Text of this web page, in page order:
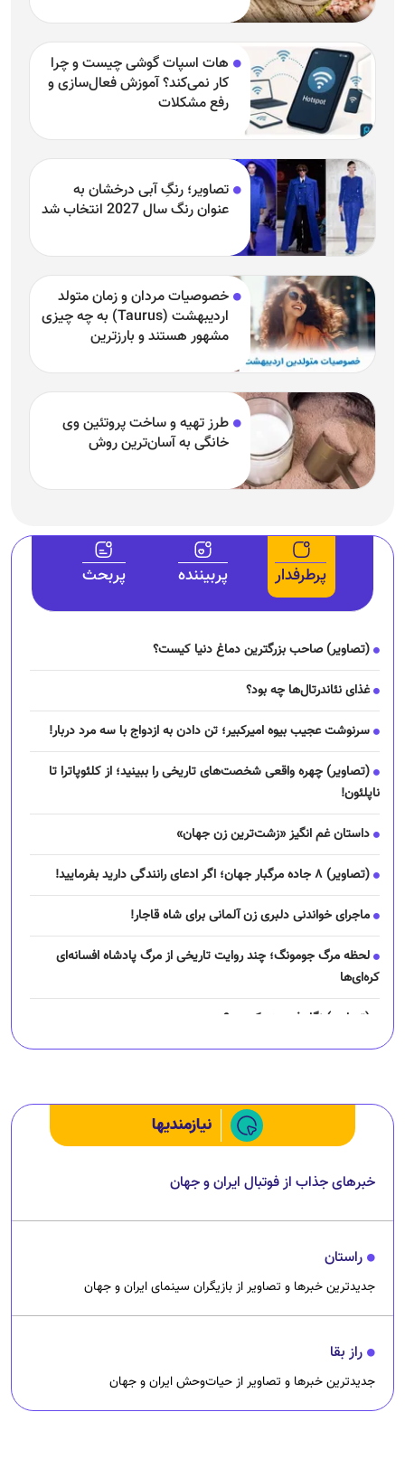
هات اسپات گوشی چیست و چرا
کار نمی‌کند؟ آموزش فعال‌سازی و
رفع مشکلات
تصاویر؛ رنگِ آبی درخشان به
عنوان رنگ سال 2027 انتخاب شد
خصوصیات مردان و زمان متولد
اردیبهشت (Taurus) به چه چیزی
مشهور هستند و بارزترین
طرز تهیه و ساخت پروتئین وی
خانگی به آسان‌ترین روش
پرطرفدار پربیننده پربحث
(تصاویر) صاحب بزرگترین دماغ دنیا کیست؟
غذای نئاندرتال‌ها چه بود؟
سرنوشت عجیب بیوه امیرکبیر؛ تن دادن به ازدواج با سه مرد دربار!
(تصاویر) چهره واقعی شخصت‌های تاریخی را ببینید؛ از کلئوپاترا تا
ناپلئون!
داستان غم انگیز «زشت‌ترین زن جهان»
(تصاویر) ۸ جاده مرگبار جهان؛ اگر ادعای رانندگی دارید بفرمایید!
ماجرای خواندنی دلبری زن آلمانی برای شاه قاجار!
لحظه مرگ جومونگ؛ چند روایت تاریخی از مرگ پادشاه افسانه‌ای
کره‌ای‌ها
(تصاویر) نگار فرهمند کیست؟
نیازمندیها
خبرهای جذاب از فوتبال ایران و جهان
راستان
جدیدترین خبرها و تصاویر از بازیگران سینمای ایران و جهان
راز بقا
جدیدترین خبرها و تصاویر از حیات‌وحش ایران و جهان